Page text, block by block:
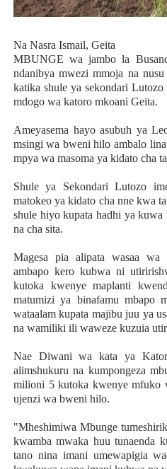
Na Nasra Ismail, Geita
MBUNGE wa jambo la
ndanibya mwezi mmoja na
katika shule ya sekondari
mdogo wa katoro mkoani Geita.
Ameyasema hayo asubuh ya
msingi wa bweni hilo ambalo
mpya wa masoma ya kidato cha
Shule ya Sekondari Lutozo
matokeo ya kidato cha nne kwa
shule hiyo kupata hadhi ya kuwa
na cha sita.
Magesa pia alipata wasaa
ambapo kero kubwa ni
kutoka kwenye maplanti
matumizi ya binafamu mbapo
wataalam kupata majibu juu ya
na wamiliki ili waweze kuzuia
Nae Diwani wa kata ya
alimshukuru na kumpongeza
milioni 5 kutoka kwenye mfuko
ujenzi wa bweni hilo.
"Mheshimiwa Mbunge
kwamba mwaka huu tunaenda
tano nina imani umewapigia